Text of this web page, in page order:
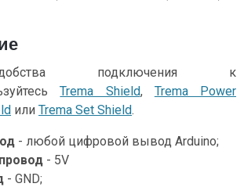
подключения к
Trema Shield, Trema Power
или Trema Set Shield.
- любой цифровой вывод Arduino;
- 5V
- GND;